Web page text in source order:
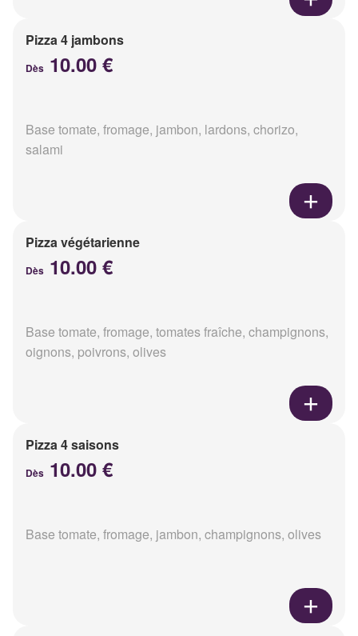
Pizza 4 jambons
Dès 10.00 €
Base tomate, fromage, jambon, lardons, chorizo,
salami
Pizza végétarienne
Dès 10.00 €
Base tomate, fromage, tomates fraîche, champignons,
oignons, poivrons, olives
Pizza 4 saisons
Dès 10.00 €
Base tomate, fromage, jambon, champignons, olives